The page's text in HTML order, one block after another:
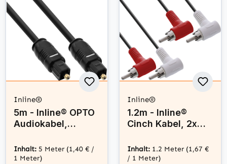
Inline®
5m - Inline® OPTO
Audiokabel,
Stecker
Inhalt: 5 Meter (1,40 € /
1 Meter)
Inline®
1.2m - Inline®
Cinch Kabel, 2x
Stecker gewinkelt
Inhalt: 1.2 Meter (1,67 €
/ 1 Meter)